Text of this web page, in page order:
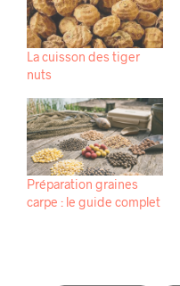
La cuisson des tiger
nuts
Préparation graines
carpe : le guide complet